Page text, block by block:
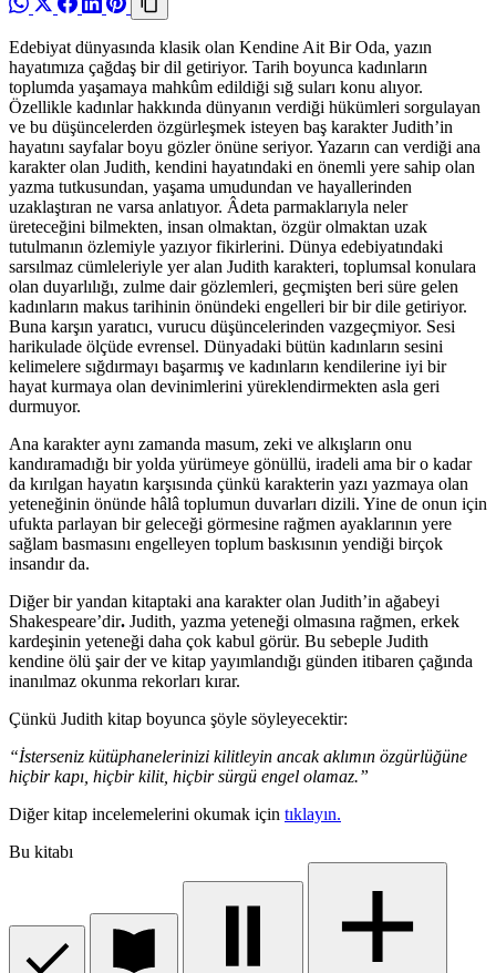
Edebiyat dünyasında klasik olan Kendine Ait Bir Oda, yazın
hayatımıza çağdaş bir dil getiriyor. Tarih boyunca kadınların
toplumda yaşamaya mahkûm edildiği sığ suları konu alıyor.
Özellikle kadınlar hakkında dünyanın verdiği hükümleri sorgulayan
ve bu düşüncelerden özgürleşmek isteyen baş karakter Judith’in
hayatını sayfalar boyu gözler önüne seriyor. Yazarın can verdiği ana
karakter olan Judith, kendini hayatındaki en önemli yere sahip olan
yazma tutkusundan, yaşama umudundan ve hayallerinden
uzaklaştıran ne varsa anlatıyor. Âdeta parmaklarıyla neler
üreteceğini bilmekten, insan olmaktan, özgür olmaktan uzak
tutulmanın özlemiyle yazıyor fikirlerini. Dünya edebiyatındaki
sarsılmaz cümleleriyle yer alan Judith karakteri, toplumsal konulara
olan duyarlılığı, zulme dair gözlemleri, geçmişten beri süre gelen
kadınların makus tarihinin önündeki engelleri bir bir dile getiriyor.
Buna karşın yaratıcı, vurucu düşüncelerinden vazgeçmiyor. Sesi
harikulade ölçüde evrensel. Dünyadaki bütün kadınların sesini
kelimelere sığdırmayı başarmış ve kadınların kendilerine iyi bir
hayat kurmaya olan devinimlerini yüreklendirmekten asla geri
durmuyor.
Ana karakter aynı zamanda masum, zeki ve alkışların onu
kandıramadığı bir yolda yürümeye gönüllü, iradeli ama bir o kadar
da kırılgan hayatın karşısında çünkü karakterin yazı yazmaya olan
yeteneğinin önünde hâlâ toplumun duvarları dizili. Yine de onun için
ufukta parlayan bir geleceği görmesine rağmen ayaklarının yere
sağlam basmasını engelleyen toplum baskısının yendiği birçok
insandır da.
Diğer bir yandan kitaptaki ana karakter olan Judith’in ağabeyi
Shakespeare’dir. Judith, yazma yeteneği olmasına rağmen, erkek
kardeşinin yeteneği daha çok kabul görür. Bu sebeple Judith
kendine ölü şair der ve kitap yayımlandığı günden itibaren çağında
inanılmaz okunma rekorları kırar.
Çünkü Judith kitap boyunca şöyle söyleyecektir:
“İsterseniz kütüphanelerinizi kilitleyin ancak aklımın özgürlüğüne
hiçbir kapı, hiçbir kilit, hiçbir sürgü engel olamaz.”
Diğer kitap incelemelerini okumak için tıklayın.
Bu kitabı